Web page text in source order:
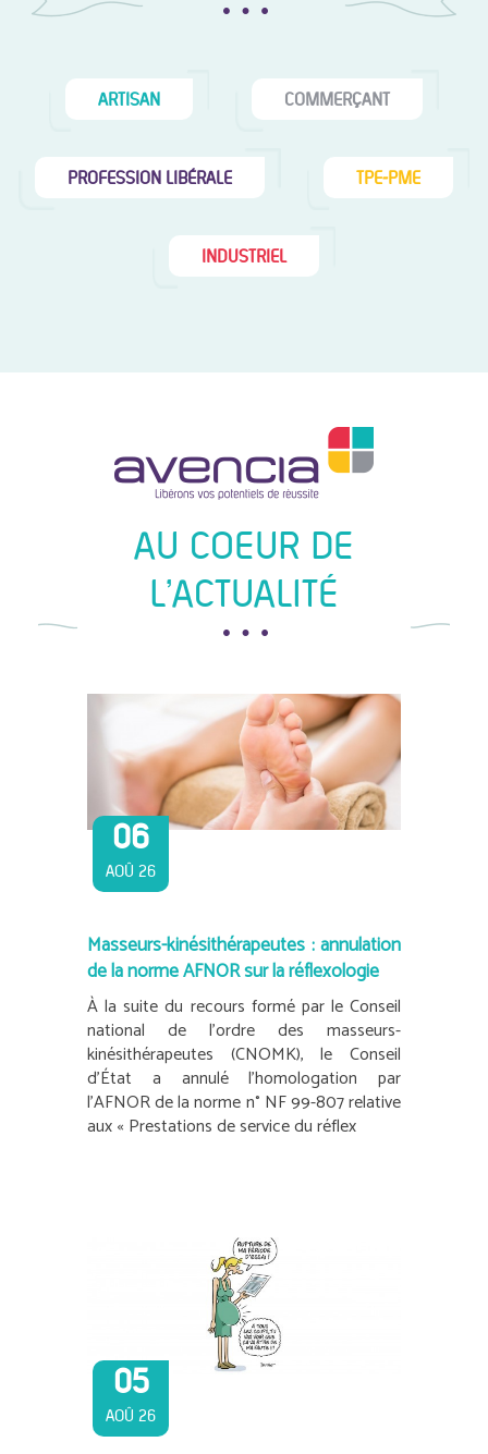
ARTISAN COMMERÇANT
PROFESSION LIBÉRALE TPE‑PME
INDUSTRIEL
AU COEUR DE
L'ACTUALITÉ
06
AOÛ 26
Masseurs-kinésithérapeutes : annulation
de la norme AFNOR sur la réflexologie
À la suite du recours formé par le Conseil
national de l’ordre des masseurs-
kinésithérapeutes (CNOMK), le Conseil
d’État a annulé l’homologation par
l’AFNOR de la norme n° NF 99-807 relative
aux « Prestations de service du réflex
05
AOÛ 26